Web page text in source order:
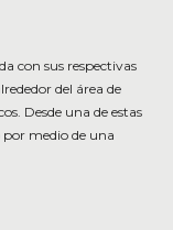
con sus respectivas
del área de
Desde una de estas
por medio de una